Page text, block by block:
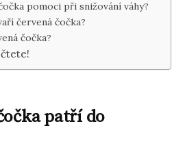
pomoci při snižování váhy?
červená čočka?
čočka?
patří do